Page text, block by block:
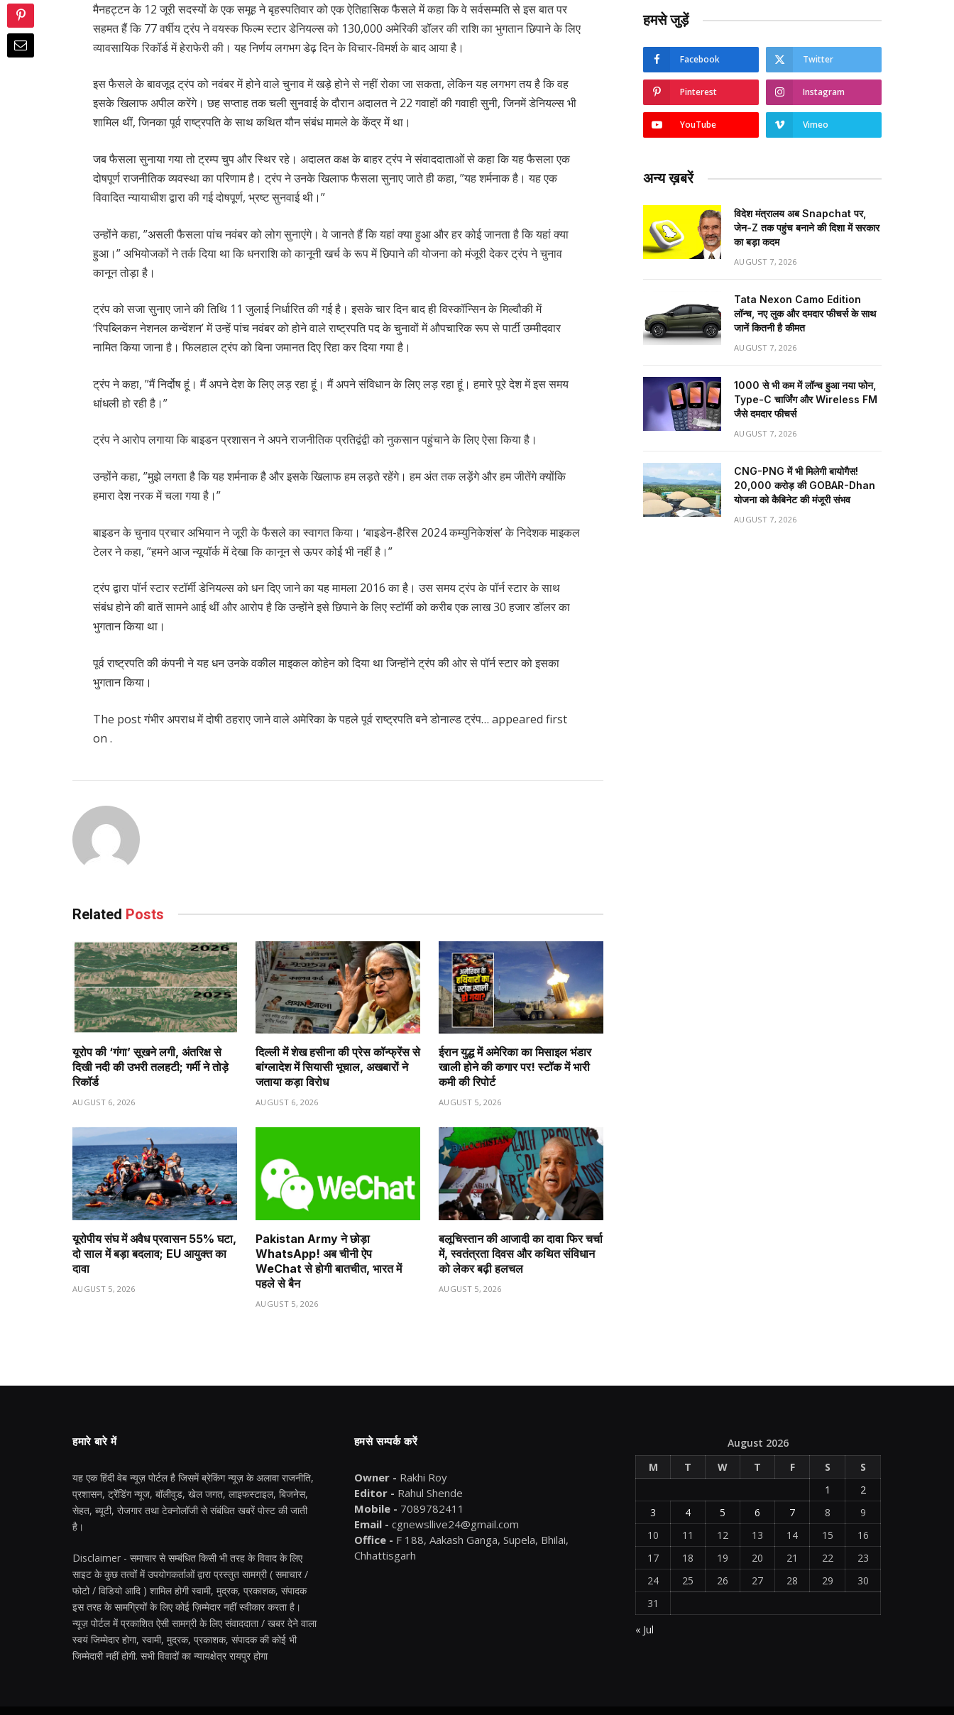
मैनहट्टन के 12 जूरी सदस्यों के एक समूह ने बृहस्पतिवार को एक ऐतिहासिक फैसले में कहा कि वे सर्वसम्मति से इस बात पर
सहमत हैं कि 77 वर्षीय ट्रंप ने वयस्क फिल्म स्टार डेनियल्स को 130,000 अमेरिकी डॉलर की राशि का भुगतान छिपाने के लिए
व्यावसायिक रिकॉर्ड में हेराफेरी की। यह निर्णय लगभग डेढ़ दिन के विचार-विमर्श के बाद आया है।
इस फैसले के बावजूद ट्रंप को नवंबर में होने वाले चुनाव में खड़े होने से नहीं रोका जा सकता, लेकिन यह लगभग तय है कि वह
इसके खिलाफ अपील करेंगे। छह सप्ताह तक चली सुनवाई के दौरान अदालत ने 22 गवाहों की गवाही सुनी, जिनमें डेनियल्स भी
शामिल थीं, जिनका पूर्व राष्ट्रपति के साथ कथित यौन संबंध मामले के केंद्र में था।
जब फैसला सुनाया गया तो ट्रम्प चुप और स्थिर रहे। अदालत कक्ष के बाहर ट्रंप ने संवाददाताओं से कहा कि यह फैसला एक
दोषपूर्ण राजनीतिक व्यवस्था का परिणाम है। ट्रंप ने उनके खिलाफ फैसला सुनाए जाते ही कहा, ”यह शर्मनाक है। यह एक
विवादित न्यायाधीश द्वारा की गई दोषपूर्ण, भ्रष्ट सुनवाई थी।”
उन्होंने कहा, ”असली फैसला पांच नवंबर को लोग सुनाएंगे। वे जानते हैं कि यहां क्या हुआ और हर कोई जानता है कि यहां क्या
हुआ।” अभियोजकों ने तर्क दिया था कि धनराशि को कानूनी खर्च के रूप में छिपाने की योजना को मंजूरी देकर ट्रंप ने चुनाव
कानून तोड़ा है।
ट्रंप को सजा सुनाए जाने की तिथि 11 जुलाई निर्धारित की गई है। इसके चार दिन बाद ही विस्कॉन्सिन के मिल्वौकी में
‘रिपब्लिकन नेशनल कन्वेंशन’ में उन्हें पांच नवंबर को होने वाले राष्ट्रपति पद के चुनावों में औपचारिक रूप से पार्टी उम्मीदवार
नामित किया जाना है। फिलहाल ट्रंप को बिना जमानत दिए रिहा कर दिया गया है।
ट्रंप ने कहा, ”मैं निर्दोष हूं। मैं अपने देश के लिए लड़ रहा हूं। मैं अपने संविधान के लिए लड़ रहा हूं। हमारे पूरे देश में इस समय
धांधली हो रही है।”
ट्रंप ने आरोप लगाया कि बाइडन प्रशासन ने अपने राजनीतिक प्रतिद्वंद्वी को नुकसान पहुंचाने के लिए ऐसा किया है।
उन्होंने कहा, ”मुझे लगता है कि यह शर्मनाक है और इसके खिलाफ हम लड़ते रहेंगे। हम अंत तक लड़ेंगे और हम जीतेंगे क्योंकि
हमारा देश नरक में चला गया है।”
बाइडन के चुनाव प्रचार अभियान ने जूरी के फैसले का स्वागत किया। ‘बाइडेन-हैरिस 2024 कम्युनिकेशंस’ के निदेशक माइकल
टेलर ने कहा, ”हमने आज न्यूयॉर्क में देखा कि कानून से ऊपर कोई भी नहीं है।”
ट्रंप द्वारा पॉर्न स्टार स्टॉर्मी डेनियल्स को धन दिए जाने का यह मामला 2016 का है। उस समय ट्रंप के पॉर्न स्टार के साथ
संबंध होने की बातें सामने आई थीं और आरोप है कि उन्होंने इसे छिपाने के लिए स्टॉर्मी को करीब एक लाख 30 हजार डॉलर का
भुगतान किया था।
पूर्व राष्ट्रपति की कंपनी ने यह धन उनके वकील माइकल कोहेन को दिया था जिन्होंने ट्रंप की ओर से पॉर्न स्टार को इसका
भुगतान किया।
The post गंभीर अपराध में दोषी ठहराए जाने वाले अमेरिका के पहले पूर्व राष्ट्रपति बने डोनाल्ड ट्रंप… appeared first
on .
Related Posts
यूरोप की ‘गंगा’ सूखने लगी, अंतरिक्ष से
दिखी नदी की उभरी तलहटी; गर्मी ने तोड़े
रिकॉर्ड
AUGUST 6, 2026
दिल्ली में शेख हसीना की प्रेस कॉन्फ्रेंस से
बांग्लादेश में सियासी भूचाल, अखबारों ने
जताया कड़ा विरोध
AUGUST 6, 2026
ईरान युद्ध में अमेरिका का मिसाइल भंडार
खाली होने की कगार पर! स्टॉक में भारी
कमी की रिपोर्ट
AUGUST 5, 2026
यूरोपीय संघ में अवैध प्रवासन 55% घटा,
दो साल में बड़ा बदलाव; EU आयुक्त का
दावा
AUGUST 5, 2026
Pakistan Army ने छोड़ा
WhatsApp! अब चीनी ऐप
WeChat से होगी बातचीत, भारत में
पहले से बैन
AUGUST 5, 2026
बलूचिस्तान की आजादी का दावा फिर चर्चा
में, स्वतंत्रता दिवस और कथित संविधान
को लेकर बढ़ी हलचल
AUGUST 5, 2026
हमसे जुड़ें
Facebook Twitter
Pinterest Instagram
YouTube Vimeo
अन्य ख़बरें
विदेश मंत्रालय अब Snapchat पर,
जेन-Z तक पहुंच बनाने की दिशा में सरकार
का बड़ा कदम
AUGUST 7, 2026
Tata Nexon Camo Edition
लॉन्च, नए लुक और दमदार फीचर्स के साथ
जानें कितनी है कीमत
AUGUST 7, 2026
₹1000 से भी कम में लॉन्च हुआ नया फोन,
Type-C चार्जिंग और Wireless FM
जैसे दमदार फीचर्स
AUGUST 7, 2026
CNG-PNG में भी मिलेगी बायोगैस!
₹20,000 करोड़ की GOBAR-Dhan
योजना को कैबिनेट की मंजूरी संभव
AUGUST 7, 2026
हमारे बारे में
यह एक हिंदी वेब न्यूज़ पोर्टल है जिसमें ब्रेकिंग न्यूज़ के अलावा राजनीति,
प्रशासन, ट्रेंडिंग न्यूज, बॉलीवुड, खेल जगत, लाइफस्टाइल, बिजनेस,
सेहत, ब्यूटी, रोजगार तथा टेक्नोलॉजी से संबंधित खबरें पोस्ट की जाती
है।
Disclaimer - समाचार से सम्बंधित किसी भी तरह के विवाद के लिए
साइट के कुछ तत्वों में उपयोगकर्ताओं द्वारा प्रस्तुत सामग्री ( समाचार /
फोटो / विडियो आदि ) शामिल होगी स्वामी, मुद्रक, प्रकाशक, संपादक
इस तरह के सामग्रियों के लिए कोई ज़िम्मेदार नहीं स्वीकार करता है।
न्यूज़ पोर्टल में प्रकाशित ऐसी सामग्री के लिए संवाददाता / खबर देने वाला
स्वयं जिम्मेदार होगा, स्वामी, मुद्रक, प्रकाशक, संपादक की कोई भी
जिम्मेदारी नहीं होगी. सभी विवादों का न्यायक्षेत्र रायपुर होगा
हमसे सम्पर्क करें
Owner - Rakhi Roy
Editor - Rahul Shende
Mobile - 7089782411
Email - cgnewsllive24@gmail.com
Office - F 188, Aakash Ganga, Supela, Bhilai,
Chhattisgarh
August 2026
M
T W T F S
S
1
2
3
4 5 6 7 8
9
10
11 12 13 14 15
16
17
18 19 20 21 22
23
24
25 26 27 28 29
30
31
« Jul